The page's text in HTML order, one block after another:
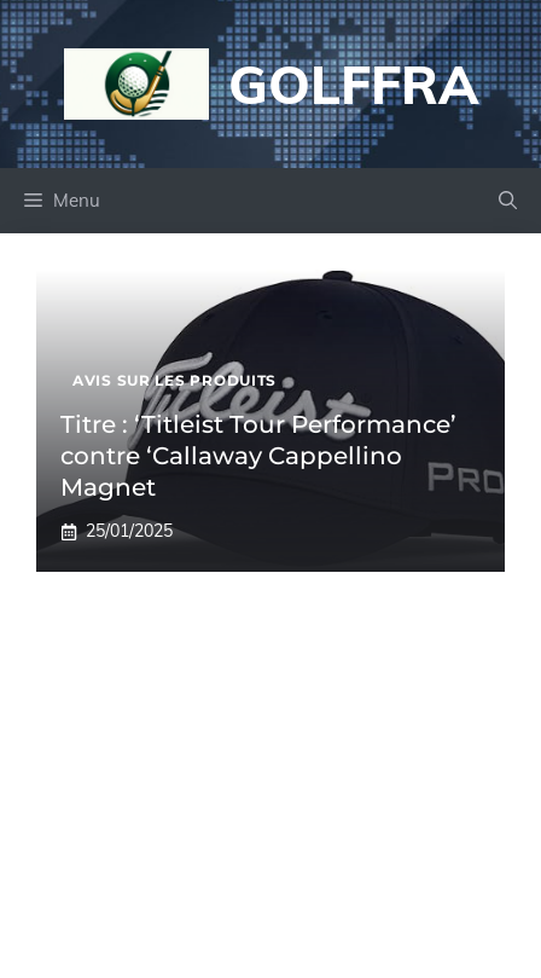
Aller
au
contenu
GOLFFRA
Menu
AVIS SUR LES PRODUITS
Titre : ‘Titleist Tour Performance’
contre ‘Callaway Cappellino
Magnet
25/01/2025